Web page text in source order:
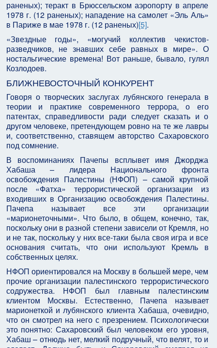
раненых); теракт в Брюссельском аэропорту в апреле
1978 г. (12 раненых); нападение на самолет «Эль Аль»
в Париже в мае 1978 г. (12 раненых)[5].
«Звездные годы», «могучий коллектив чекистов-
разведчиков, не знавших себе равных в мире». О
ностальгические времена! Вот раньше, бывало, гулял
Козлодоев.
БЛИЖНЕВОСТОЧНЫЙ КОНКУРЕНТ
Говоря о творческих заслугах лубянского генерала в
теории и практике современного террора, о его
патентах, справедливости ради следует сказать и о
другом человеке, претендующем ровно на те же лавры
и, соответственно, ставящем авторство Сахаровского
под сомнение.
В воспоминаниях Пачепы всплывет имя Джорджа
Хабаша – лидера Национального фронта
освобождения Палестины (НФОП) – самой крупной
после «Фатха» террористической организации из
входивших в Организацию освобождения Палестины.
Пачепа называет все эти организации
«марионеточными». Что было, в общем, конечно, так,
поскольку они в разной степени зависели от Кремля, но
и не так, поскольку у них все-таки была своя игра и все
основания считать, что они используют Кремль в
собственных целях.
НФОП ориентировался на Москву в большей мере, чем
прочие организации палестинского террористического
содружества. НФОП был главным палестинским
клиентом Москвы. Естественно, Пачепа называет
марионеткой и лубянского клиента Хабаша, очевидно,
что он смотрел на него с презрением. Психологически
это понятно: Сахаровский был человеком его уровня,
Хабаш – отнюдь нет, мелкий подручный, что велят, то и